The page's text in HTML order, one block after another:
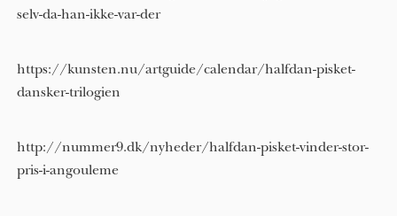
selv-da-han-ikke-var-der
https://kunsten.nu/artguide/calendar/halfdan-pisket-
dansker-trilogien
http://nummer9.dk/nyheder/halfdan-pisket-vinder-stor-
pris-i-angouleme